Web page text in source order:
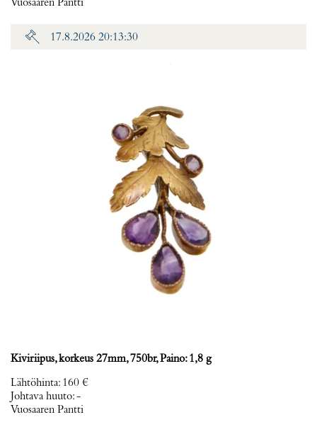
Vuosaaren Pantti
17.8.2026 20:13:30
Kiviriipus, korkeus 27mm, 750br, Paino: 1,8 g
Lähtöhinta: 160 €
Johtava huuto:-
Vuosaaren Pantti